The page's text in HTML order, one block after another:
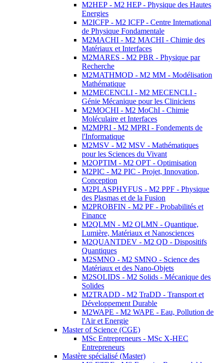
M2HEP - M2 HEP - Physique des Hautes
Energies
M2ICFP - M2 ICFP - Centre International
de Physique Fondamentale
M2MACHI - M2 MACHI - Chimie des
Matériaux et Interfaces
M2MARES - M2 PBR - Physique par
Recherche
M2MATHMOD - M2 MM - Modélisation
Mathématique
M2MECENCLI - M2 MECENCLI -
Génie Mécanique pour les Cliniciens
M2MOCHI - M2 MoChI - Chimie
Moléculaire et Interfaces
M2MPRI - M2 MPRI - Fondements de
l'Informatique
M2MSV - M2 MSV - Mathématiques
pour les Sciences du Vivant
M2OPTIM - M2 OPT - Optimisation
M2PIC - M2 PIC - Projet, Innovation,
Conception
M2PLASPHYFUS - M2 PPF - Physique
des Plasmas et de la Fusion
M2PROBFIN - M2 PF - Probabilités et
Finance
M2QLMN - M2 QLMN - Quantique,
Lumière, Matériaux et Nanosciences
M2QUANTDEV - M2 QD - Dispositifs
Quantiques
M2SMNO - M2 SMNO - Science des
Matériaux et des Nano-Objets
M2SOLIDS - M2 Solids - Mécanique des
Solides
M2TRADD - M2 TraDD - Transport et
Développement Durable
M2WAPE - M2 WAPE - Eau, Pollution de
l'Air et Energie
Master of Science (CGE)
MSc Entrepreneurs - MSc X-HEC
Entrepreneurs
Mastère spécialisé (Master)